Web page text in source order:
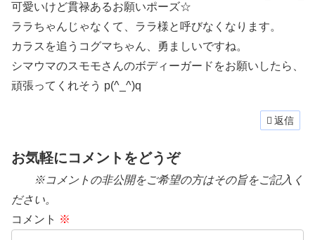
可愛いけど貫禄あるお願いポーズ☆
ララちゃんじゃなくて、ララ様と呼びなくなります。
カラスを追うコグマちゃん、勇ましいですね。
シマウマのスモモさんのボディーガードをお願いしたら、
頑張ってくれそう p(^_^)q
返信
お気軽にコメントをどうぞ
※コメントの非公開をご希望の方はその旨をご記入く
ださい。
コメント ※